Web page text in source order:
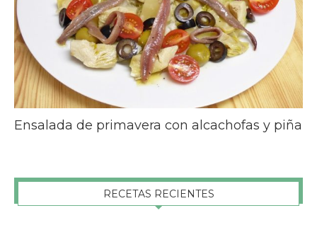
Ensalada de primavera con alcachofas y piña
RECETAS RECIENTES